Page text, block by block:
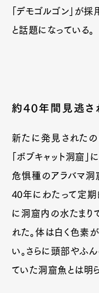
「デモゴルゴン」が採
と話題になっている。
約40年間見逃さ
新たに発見されたの
「ボブキャット洞窟
危惧種のアラバマ洞
40年にわたって定期
に洞窟内の水たまり
れた。体は白く色素
い。さらに頭部やふ
ていた洞窟魚とは明